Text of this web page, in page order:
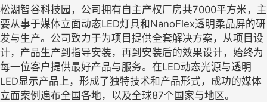
松湖智谷科技园，公司拥有自主产权厂房共7000平方米，主
要从事于媒体立面动态LED灯具和NanoFlex透明柔晶屏的研
发与生产。公司致力于为项目提供全套解决方案，从项目设
计，产品生产到指导安装，再到安装后的效果设计，始终为
每一位客户提供最好产品与服务。在LED动态光源与透明
LED显示产品上，形成了独特技术和产品形式，成功的媒体
立面案例遍布全国各地，以及全球87个国家与地区。